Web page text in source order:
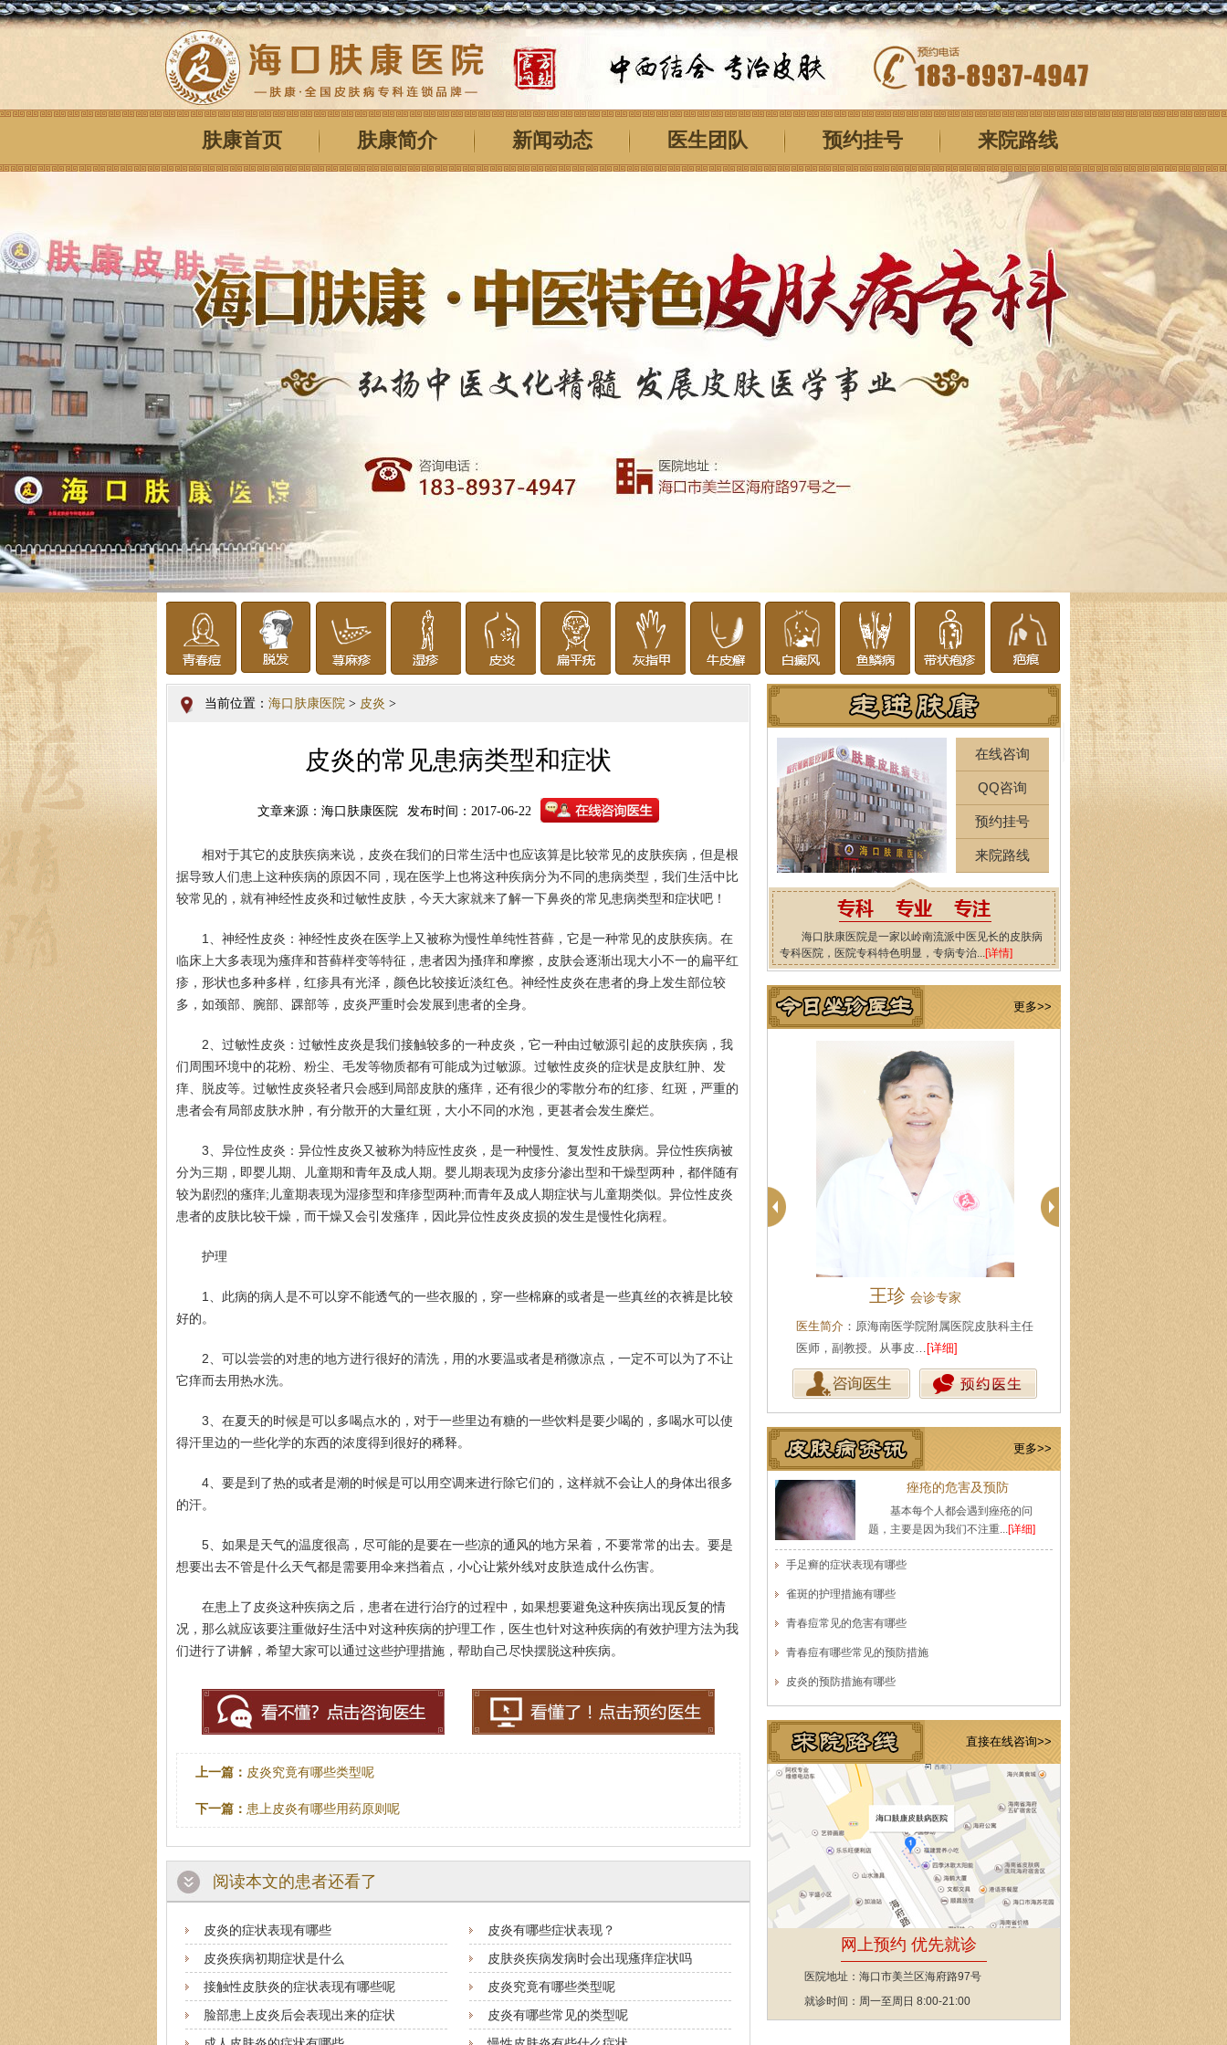
肤康首页 肤康简介 新闻动态 医生团队 预约挂号 来院路线
当前位置： 海口肤康医院 > 皮炎 >
皮炎的常见患病类型和症状
文章来源：海口肤康医院 发布时间：2017-06-22
相对于其它的皮肤疾病来说，皮炎在我们的日常生活中也应该算是比较常见的皮肤疾病，但是根
据导致人们患上这种疾病的原因不同，现在医学上也将这种疾病分为不同的患病类型，我们生活中比
较常见的，就有神经性皮炎和过敏性皮肤，今天大家就来了解一下鼻炎的常见患病类型和症状吧！
1、神经性皮炎：神经性皮炎在医学上又被称为慢性单纯性苔藓，它是一种常见的皮肤疾病。在
临床上大多表现为瘙痒和苔藓样变等特征，患者因为搔痒和摩擦，皮肤会逐渐出现大小不一的扁平红
疹，形状也多种多样，红疹具有光泽，颜色比较接近淡红色。神经性皮炎在患者的身上发生部位较
多，如颈部、腕部、踝部等，皮炎严重时会发展到患者的全身。
2、过敏性皮炎：过敏性皮炎是我们接触较多的一种皮炎，它一种由过敏源引起的皮肤疾病，我
们周围环境中的花粉、粉尘、毛发等物质都有可能成为过敏源。过敏性皮炎的症状是皮肤红肿、发
痒、脱皮等。过敏性皮炎轻者只会感到局部皮肤的瘙痒，还有很少的零散分布的红疹、红斑，严重的
患者会有局部皮肤水肿，有分散开的大量红斑，大小不同的水泡，更甚者会发生糜烂。
3、异位性皮炎：异位性皮炎又被称为特应性皮炎，是一种慢性、复发性皮肤病。异位性疾病被
分为三期，即婴儿期、儿童期和青年及成人期。婴儿期表现为皮疹分渗出型和干燥型两种，都伴随有
较为剧烈的瘙痒;儿童期表现为湿疹型和痒疹型两种;而青年及成人期症状与儿童期类似。异位性皮炎
患者的皮肤比较干燥，而干燥又会引发瘙痒，因此异位性皮炎皮损的发生是慢性化病程。
护理
1、此病的病人是不可以穿不能透气的一些衣服的，穿一些棉麻的或者是一些真丝的衣裤是比较
好的。
2、可以尝尝的对患的地方进行很好的清洗，用的水要温或者是稍微凉点，一定不可以为了不让
它痒而去用热水洗。
3、在夏天的时候是可以多喝点水的，对于一些里边有糖的一些饮料是要少喝的，多喝水可以使
得汗里边的一些化学的东西的浓度得到很好的稀释。
4、要是到了热的或者是潮的时候是可以用空调来进行除它们的，这样就不会让人的身体出很多
的汗。
5、如果是天气的温度很高，尽可能的是要在一些凉的通风的地方呆着，不要常常的出去。要是
想要出去不管是什么天气都是需要用伞来挡着点，小心让紫外线对皮肤造成什么伤害。
在患上了皮炎这种疾病之后，患者在进行治疗的过程中，如果想要避免这种疾病出现反复的情
况，那么就应该要注重做好生活中对这种疾病的护理工作，医生也针对这种疾病的有效护理方法为我
们进行了讲解，希望大家可以通过这些护理措施，帮助自己尽快摆脱这种疾病。
上一篇： 皮炎究竟有哪些类型呢
下一篇： 患上皮炎有哪些用药原则呢
阅读本文的患者还看了
皮炎的症状表现有哪些
皮炎有哪些症状表现？
皮炎疾病初期症状是什么
皮肤炎疾病发病时会出现瘙痒症状吗
接触性皮肤炎的症状表现有哪些呢
皮炎究竟有哪些类型呢
脸部患上皮炎后会表现出来的症状
皮炎有哪些常见的类型呢
在线咨询
QQ咨询
预约挂号
来院路线
海口肤康医院是一家以岭南流派中医见长的皮肤病
专科医院，医院专科特色明显，专病专治...[详情]
更多>>
王珍 会诊专家
医生简介 ：原海南医学院附属医院皮肤科主任
医师，副教授。从事皮… [详细]
更多>>
痤疮的危害及预防
基本每个人都会遇到痤疮的问
题，主要是因为我们不注重...[详细]
手足癣的症状表现有哪些
雀斑的护理措施有哪些
青春痘常见的危害有哪些
青春痘有哪些常见的预防措施
皮炎的预防措施有哪些
直接在线咨询>>
网上预约 优先就诊
医院地址：海口市美兰区海府路97号
就诊时间：周一至周日 8:00-21:00